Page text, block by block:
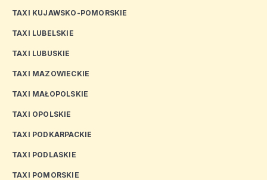
TAXI KUJAWSKO-POMORSKIE
TAXI LUBELSKIE
TAXI LUBUSKIE
TAXI MAZOWIECKIE
TAXI MAŁOPOLSKIE
TAXI OPOLSKIE
TAXI PODKARPACKIE
TAXI PODLASKIE
TAXI POMORSKIE